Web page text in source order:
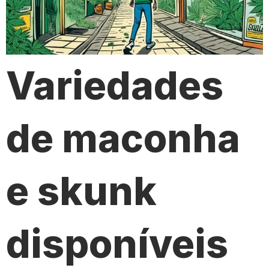
Variedades
de maconha
e skunk
disponíveis